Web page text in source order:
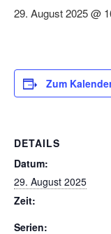
29. August 2025 @
Zum
DETAILS
Datum:
29. August 2025
Zeit:
Serien: